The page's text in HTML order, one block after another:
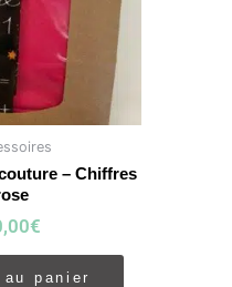
– Chiffres
€
panier